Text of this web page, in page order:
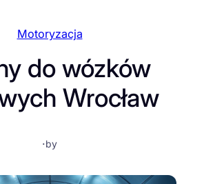
Motoryzacja
do wózków
Wrocław
·by